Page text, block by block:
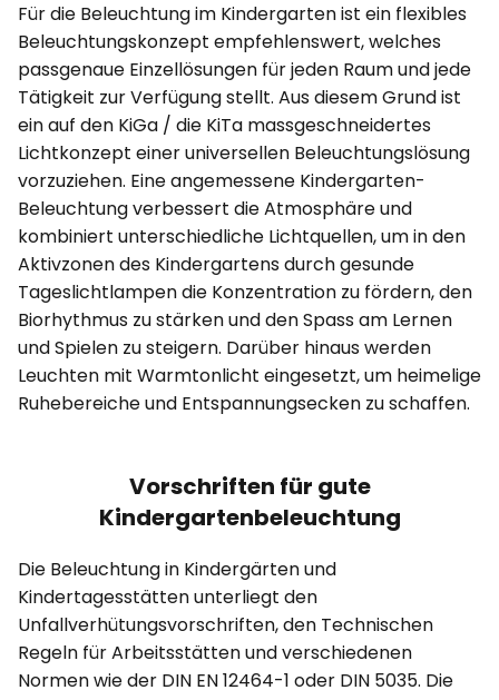
Für die Beleuchtung im Kindergarten ist ein flexibles
Beleuchtungskonzept empfehlenswert, welches
passgenaue Einzellösungen für jeden Raum und jede
Tätigkeit zur Verfügung stellt. Aus diesem Grund ist
ein auf den KiGa / die KiTa massgeschneidertes
Lichtkonzept einer universellen Beleuchtungslösung
vorzuziehen. Eine angemessene Kindergarten-
Beleuchtung verbessert die Atmosphäre und
kombiniert unterschiedliche Lichtquellen, um in den
Aktivzonen des Kindergartens durch gesunde
Tageslichtlampen die Konzentration zu fördern, den
Biorhythmus zu stärken und den Spass am Lernen
und Spielen zu steigern. Darüber hinaus werden
Leuchten mit Warmtonlicht eingesetzt, um heimelige
Ruhebereiche und Entspannungsecken zu schaffen.
Vorschriften für gute
Kindergartenbeleuchtung
Die Beleuchtung in Kindergärten und
Kindertagesstätten unterliegt den
Unfallverhütungsvorschriften, den Technischen
Regeln für Arbeitsstätten und verschiedenen
Normen wie der DIN EN 12464-1 oder DIN 5035. Die